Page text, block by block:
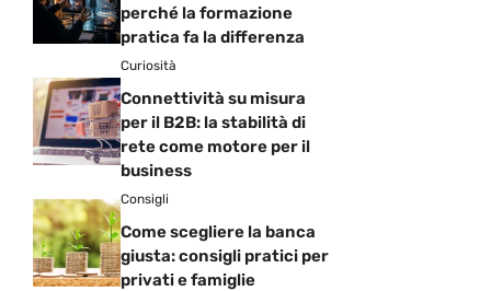
perché la formazione
pratica fa la differenza
Curiosità
Connettività su misura
per il B2B: la stabilità di
rete come motore per il
business
Consigli
Come scegliere la banca
giusta: consigli pratici per
privati e famiglie